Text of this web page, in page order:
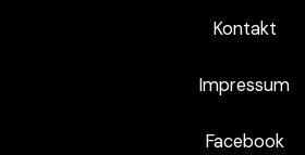
Kontakt
Impressum
Facebook